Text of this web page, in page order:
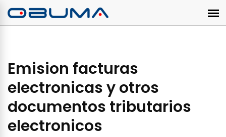
Emision facturas
electronicas y otros
documentos tributarios
electronicos